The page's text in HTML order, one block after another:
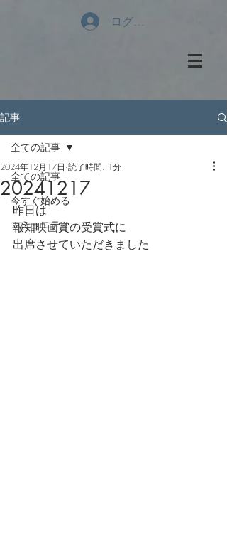
ログイン
記事
全ての記事
今すぐ始める
コミュニティ
全ての記事
20241217
2024年12月17日 読了時間: 1分
昨日は
報知映画賞の受賞式に
出席させていただきました